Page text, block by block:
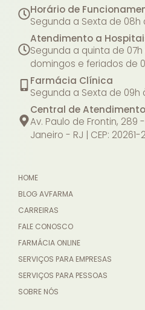
Horário de
Segunda a Sexta de 08h
Atendimento a
Segunda a quinta de 07h
domingos e feriados de
Farmácia Clínica
Segunda a Sexta de 09h
Central de Atendimento
Av. Paulo de Frontin, 289
Janeiro - RJ | CEP: 20261-
HOME
BLOG AVFARMA
CARREIRAS
FALE CONOSCO
FARMÁCIA ONLINE
SERVIÇOS PARA EMPRESAS
SERVIÇOS PARA PESSOAS
SOBRE NÓS